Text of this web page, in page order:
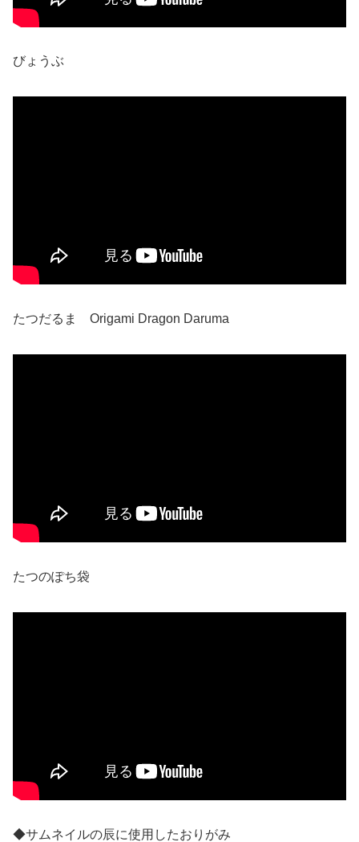
びょうぶ
たつだるま Origami Dragon Daruma
たつのぽち袋
◆サムネイルの辰に使用したおりがみ